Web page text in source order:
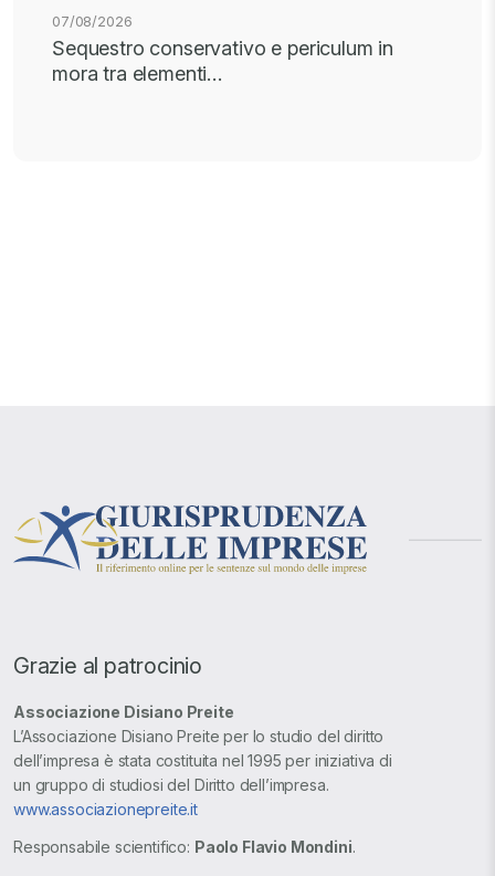
07/08/2026
Sequestro conservativo e periculum in
mora tra elementi…
Grazie al patrocinio
Associazione Disiano Preite
L’Associazione Disiano Preite per lo studio del diritto
dell’impresa è stata costituita nel 1995 per iniziativa di
un gruppo di studiosi del Diritto dell’impresa.
www.associazionepreite.it
Responsabile scientifico: Paolo Flavio Mondini.